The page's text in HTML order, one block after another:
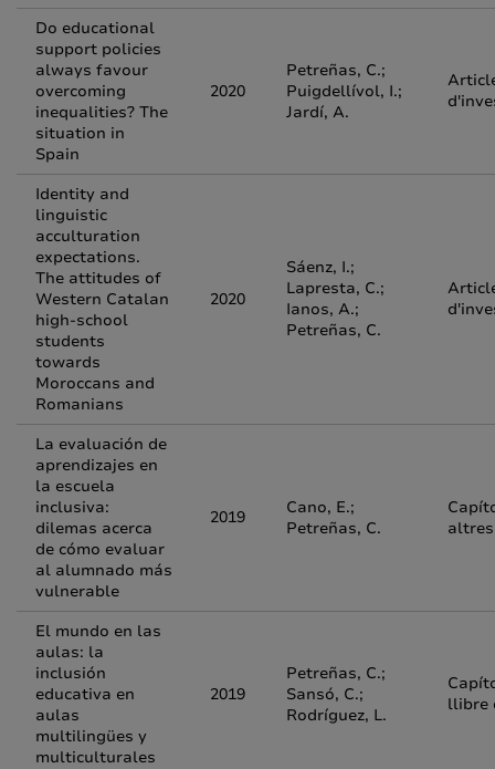
Do educational
support policies
always favour
overcoming
inequalities? The
situation in
Spain
2020
Petreñas, C.;
Puigdellívol, I.;
Jardí, A.
Identity and
linguistic
acculturation
expectations.
The attitudes of
Western Catalan
high-school
students
towards
Moroccans and
Romanians
2020
Sáenz, I.;
Lapresta, C.;
Ianos, A.;
Petreñas, C.
La evaluación de
aprendizajes en
la escuela
inclusiva:
dilemas acerca
de cómo evaluar
al alumnado más
vulnerable
2019
Cano, E.;
Petreñas, C.
El mundo en las
aulas: la
inclusión
educativa en
aulas
multilingües y
multiculturales
2019
Petreñas, C.;
Sansó, C.;
Rodríguez, L.
llibre